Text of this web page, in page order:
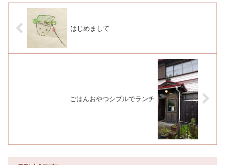
はじめまして
ごはんおやつシプルでランチ